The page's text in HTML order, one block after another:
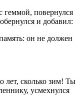
повернулся
и добавил:
он не должен
лет, сколько зим! Ты
усмехнулся